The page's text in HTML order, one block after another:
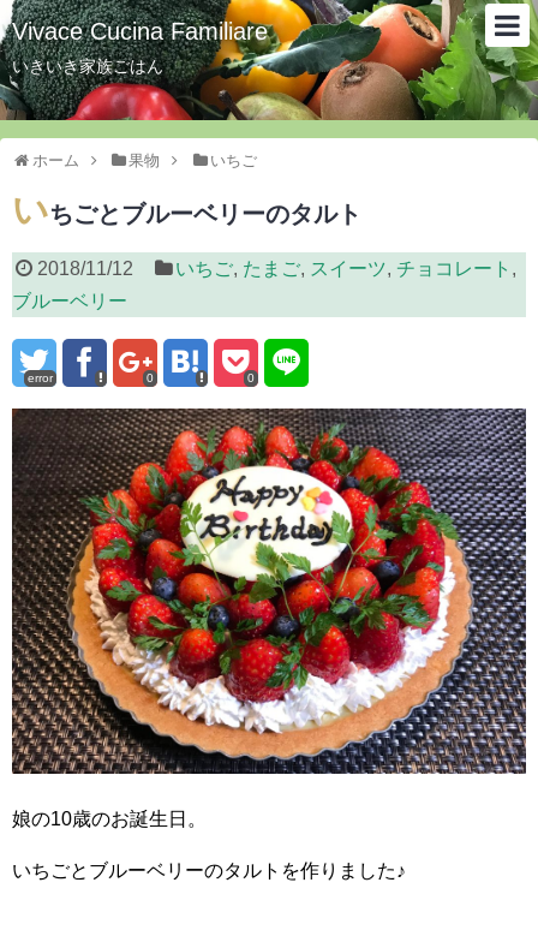
Vivace Cucina Familiare
いきいき家族ごはん
ホーム 果物 いちご
いちごとブルーベリーのタルト
2018/11/12 いちご, たまご, スイーツ,チョコレート ,
ブルーベリー
error 0 0
娘の10歳のお誕生日。
いちごとブルーベリーのタルトを作りました♪